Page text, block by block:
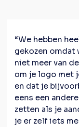
“We hebben
gekozen omdat
niet meer van
om je logo met
en dat je
eens een
zetten als je
je er zelf iets